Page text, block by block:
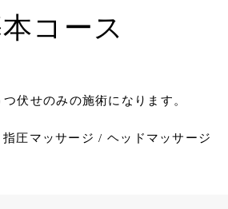
コース
伏せのみの施術になります。
圧マッサージ / ヘッドマッサージ